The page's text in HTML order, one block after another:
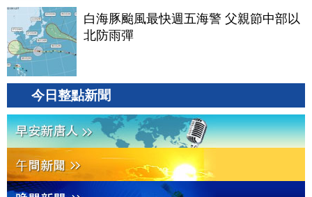
白海豚颱風最快週五海警 父親節中部以
北防雨彈
今日整點新聞